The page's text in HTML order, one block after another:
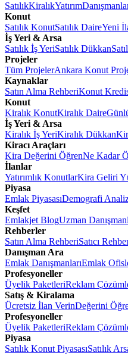
SatılıkKiralıkYatırım
Konut
Satılık KonutSatılık DaireYeni
İş Yeri & Arsa
Satılık İş YeriSatılık Dükkan
Projeler
Tüm ProjelerAnkara Konut
Kaynaklar
Satın Alma RehberiKonut
Konut
Kiralık KonutKiralık Daire
İş Yeri & Arsa
Kiralık İş YeriKiralık Dükkan
Kiracı Araçları
Kira Değerini ÖğrenNe Kadar
İlanlar
Yatırımlık KonutlarKira Geliri
Piyasa
Emlak PiyasasıDemografi
Keşfet
Emlakjet BlogUzman
Rehberler
Satın Alma RehberiSatıcı
Danışman Ara
Emlak DanışmanlarıEmlak
Profesyoneller
Üyelik PaketleriReklam
Satış & Kiralama
Ücretsiz İlan VerinDeğerini
Profesyoneller
Üyelik PaketleriReklam
Piyasa
Satılık Konut PiyasasıSatılık